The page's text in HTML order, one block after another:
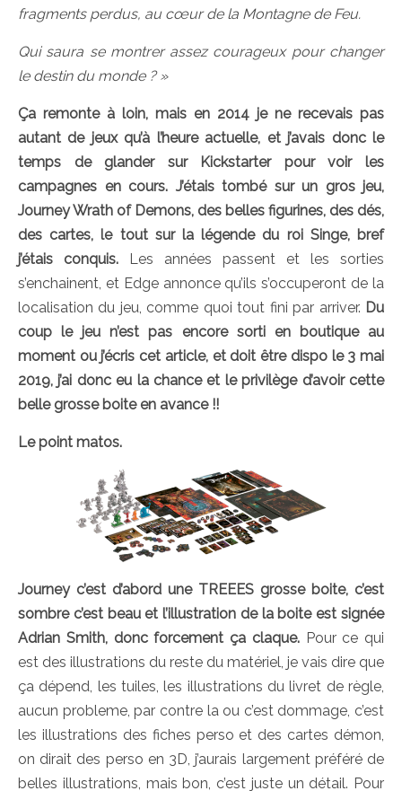
fragments perdus, au cœur de la Montagne de Feu.
Qui saura se montrer assez courageux pour changer
le destin du monde ? »
Ça remonte à loin, mais en 2014 je ne recevais pas
autant de jeux qu’à l’heure actuelle, et j’avais donc le
temps de glander sur Kickstarter pour voir les
campagnes en cours. J’étais tombé sur un gros jeu,
Journey Wrath of Demons, des belles figurines, des dés,
des cartes, le tout sur la légende du roi Singe, bref
j’étais conquis. Les années passent et les sorties
s’enchainent, et Edge annonce qu’ils s’occuperont de la
localisation du jeu, comme quoi tout fini par arriver. Du
coup le jeu n’est pas encore sorti en boutique au
moment ou j’écris cet article, et doit être dispo le 3 mai
2019, j’ai donc eu la chance et le privilège d’avoir cette
belle grosse boite en avance !!
Le point matos.
Journey c’est d’abord une TREEES grosse boite, c’est
sombre c’est beau et l’illustration de la boite est signée
Adrian Smith, donc forcement ça claque.Pour ce qui
est des illustrations du reste du matériel, je vais dire que
ça dépend, les tuiles, les illustrations du livret de règle,
aucun probleme, par contre la ou c’est dommage, c’est
les illustrations des fiches perso et des cartes démon,
on dirait des perso en 3D, j’aurais largement préféré de
belles illustrations, mais bon, c’est juste un détail. Pour